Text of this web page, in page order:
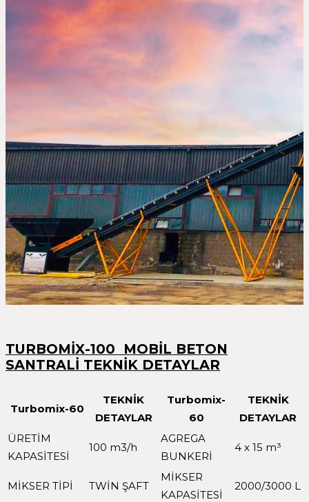
TURBOMİX-100 MOBİL BETON
SANTRALİ TEKNİK DETAYLAR
Turbomix-60
TEKNİK
DETAYLAR
Turbomix-
60
TEKNİK
DETAYLAR
ÜRETİM
KAPASİTESİ
100 m3/h
AGREGA
BUNKERİ
4 x 15 m³
MİKSER TİPİ TWİN ŞAFT
MİKSER
KAPASİTESİ
2000/3000 L